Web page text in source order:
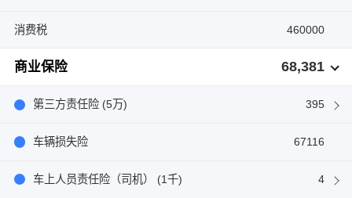
消费税 460000
商业保险 68,381
第三方责任险 (5万) 395
车辆损失险 67116
车上人员责任险（司机） (1千) 4